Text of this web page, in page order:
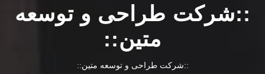
::شرکت طراحی و توسعه
متین::
::شرکت طراحی و توسعه متین::